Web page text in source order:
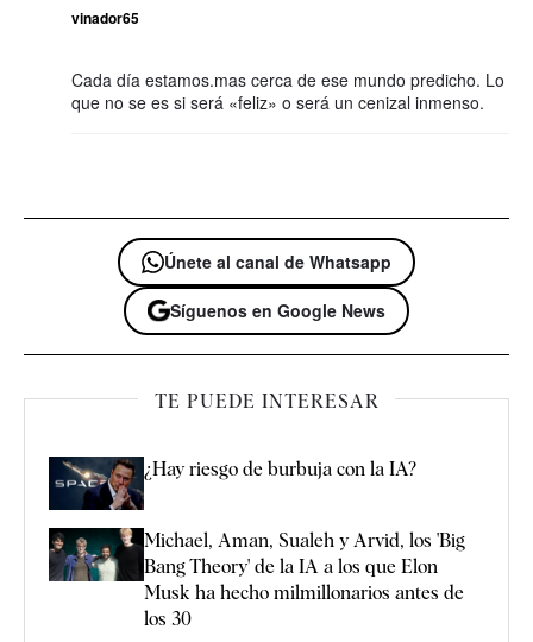
vinador65
Cada día estamos.mas cerca de ese mundo predicho. Lo
que no se es si será «feliz» o será un cenizal inmenso.
Únete al canal de Whatsapp
Síguenos en Google News
TE PUEDE INTERESAR
¿Hay riesgo de burbuja con la IA?
Michael, Aman, Sualeh y Arvid, los 'Big
Bang Theory' de la IA a los que Elon
Musk ha hecho milmillonarios antes de
los 30